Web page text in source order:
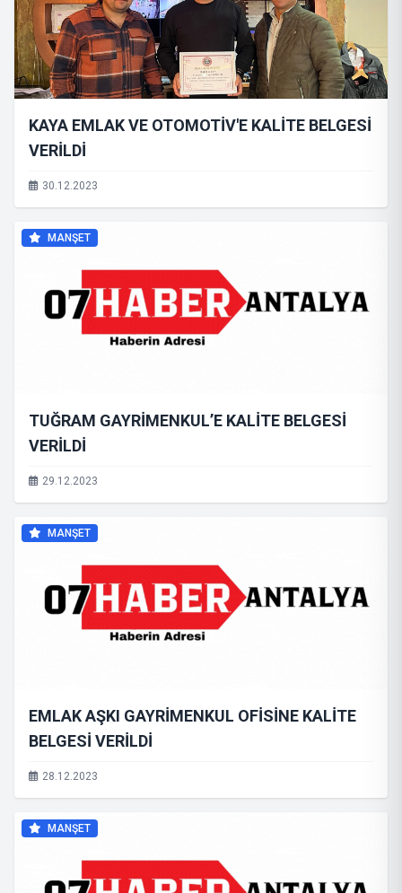
KAYA EMLAK VE OTOMOTİV'E KALİTE BELGESİ
VERİLDİ
30.12.2023
MANŞET
TUĞRAM GAYRİMENKUL’E KALİTE BELGESİ
VERİLDİ
29.12.2023
MANŞET
EMLAK AŞKI GAYRİMENKUL OFİSİNE KALİTE
BELGESİ VERİLDİ
28.12.2023
MANŞET